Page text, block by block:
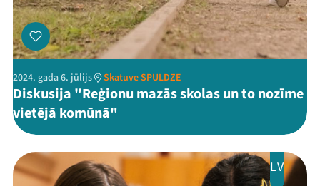
Jaunumi
Ziedo
Veikals
2024. gada 6. jūlijs Skatuve SPULDZE
Diskusija "Reģionu mazās skolas un to nozīme
vietējā komūnā"
LV